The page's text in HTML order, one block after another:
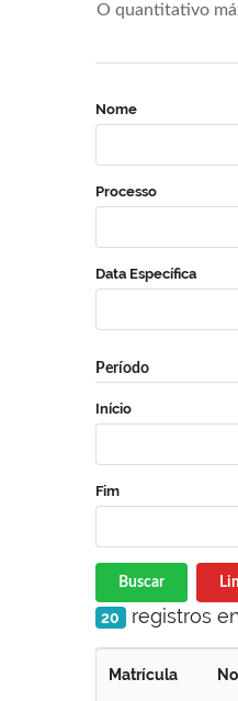
O quantitativo
Nome
Processo
Data Específica
Período
Início
Fim
Buscar
20 registros
Matrícula